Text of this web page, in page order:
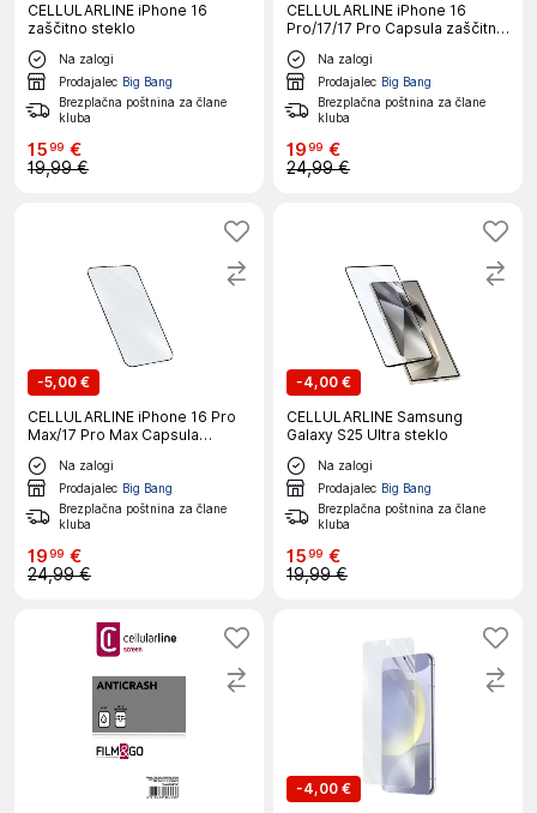
CELLULARLINE iPhone 16
zaščitno steklo
Na zalogi
Prodajalec Big Bang
Brezplačna poštnina za člane
kluba
1599 €
19,99 €
CELLULARLINE iPhone 16
Pro/17/17 Pro Capsula zaščitno
steklo
Na zalogi
Prodajalec Big Bang
Brezplačna poštnina za člane
kluba
1999 €
24,99 €
-5,00 €
CELLULARLINE iPhone 16 Pro
Max/17 Pro Max Capsula
zaščitno steklo
Na zalogi
Prodajalec Big Bang
Brezplačna poštnina za člane
kluba
1999 €
24,99 €
-4,00 €
CELLULARLINE Samsung
Galaxy S25 Ultra steklo
Na zalogi
Prodajalec Big Bang
Brezplačna poštnina za člane
kluba
1599 €
19,99 €
-4,00 €